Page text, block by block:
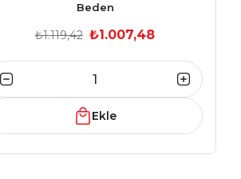
Beden
₺1.119,42 ₺1.007,48
Ekle